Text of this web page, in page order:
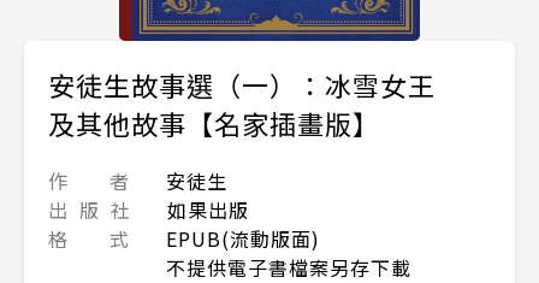
安徒生故事選（一）：冰雪女王
及其他故事【名家插畫版】
作 者
安徒生
出 版 社
如果出版
格 式
EPUB(流動版面)
不提供電子書檔案另存下載